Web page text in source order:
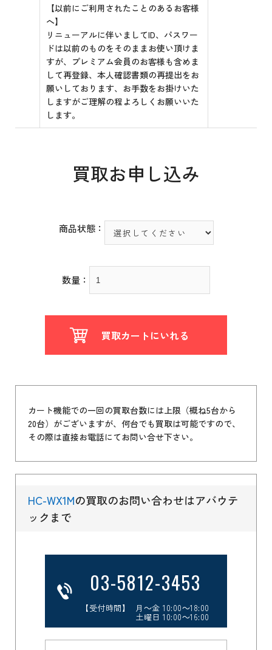
【以前にご利用されたことのあるお客様
へ】
リニューアルに伴いましてID、パスワー
ドは以前のものをそのままお使い頂けま
すが、プレミアム会員のお客様も含めま
して再登録、本人確認書類の再提出をお
願いしております、お手数をお掛けいた
しますがご理解の程よろしくお願いいた
します。
買取お申し込み
商品状態：
数量：
買取カートにいれる
カート機能での一回の買取台数には上限（概ね5台から
20台）がございますが、何台でも買取は可能ですので、
その際は直接お電話にてお問い合せ下さい。
HC-WX1Mの買取のお問い合わせはアバウテ
ックまで
03-5812-3453
【受付時間】 月～金 10:00～18:00
土曜日 10:00～16:00